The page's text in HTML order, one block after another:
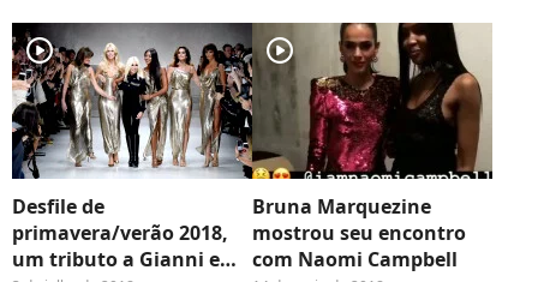
nesse booker.”
player2
Desfile de
primavera/verão 2018,
um tributo a Gianni e
player2
Bruna Marquezine
mostrou seu encontro
com Naomi Campbell